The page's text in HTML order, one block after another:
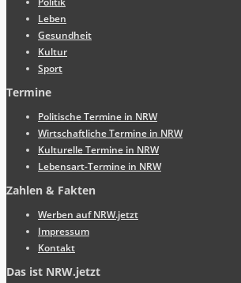
Leben
Gesundheit
Kultur
Sport
Termine
Politische Termine in NRW
Wirtschaftliche Termine in NRW
Kulturelle Termine in NRW
Lebensart-Termine in NRW
Zahlen & Fakten
Werben auf NRW.jetzt
Impressum
Kontakt
Das ist NRW.jetzt